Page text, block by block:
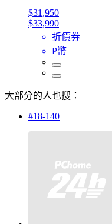
$31,950
$33,990
折價券
P幣
大部分的人也搜：
#18-140